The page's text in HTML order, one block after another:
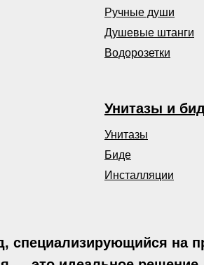
Инсталляции
Биде
Унитазы
Унитазы и
Ручные души
Душевые штанги
Водорозетки
специализирующийся на